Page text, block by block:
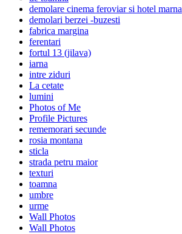
demolare cinema feroviar si hotel marna
demolari berzei -buzesti
fabrica margina
ferentari
fortul 13 (jilava)
iarna
intre ziduri
La cetate
lumini
Photos of Me
Profile Pictures
rememorari secunde
rosia montana
sticla
strada petru maior
texturi
toamna
umbre
urme
Wall Photos
Wall Photos